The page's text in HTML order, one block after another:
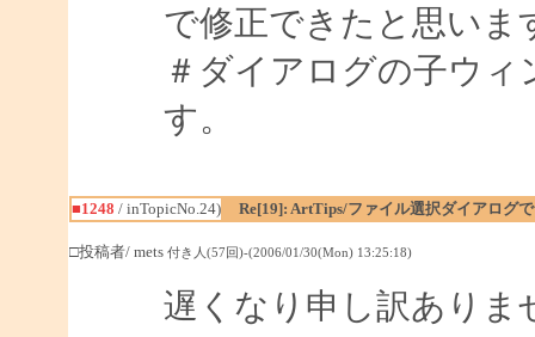
で修正できたと思いま
＃ダイアログの子ウ
す。
■1248 / inTopicNo.24) Re[19]: ArtTips/ファイル選択ダイアログ
□投稿者/ mets 付き人(57回)-(2006/01/30(Mon) 13:25:18)
遅くなり申し訳ありま